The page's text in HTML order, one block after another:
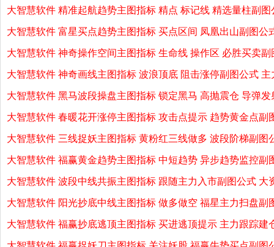
大智慧软件 精准起航趋势主图指标 精点 标记线 精选量柱副
大智慧软件 富星买点趋势主图指标 买点区间 凤凰出山副图公
大智慧软件 神奇操作空间主图指标 生命线 操作区 必胜买卖
大智慧软件 神奇画线主图指标 波浪顶底 阻击涨停副图公式
大智慧软件 黑马波段操盘主图指标 锁定黑马 高抛震仓 导弹
大智慧软件 春暖花开涨停主图指标 攻击点提示 趋势黄金点副
大智慧软件 三线捉妖主图指标 黄粉红三线做多 波段阶梯副图
大智慧软件 福赢黄金趋势主图指标 中短趋势 异步趋势监控副
大智慧软件 波段中线共振主图指标 跟随主力入市副图公式 大
大智慧软件 阳光抄底中线主图指标 做多做空 福星主力扫盘副
大智慧软件 福赢抄底逃顶主图指标 买进逃顶提示 主力跟踪建